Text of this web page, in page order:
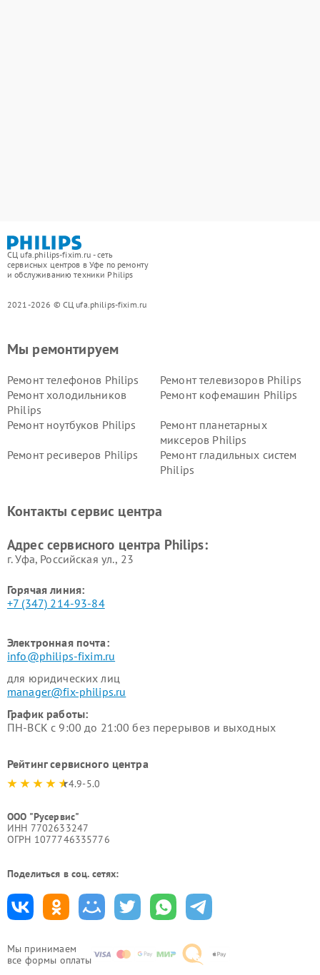
СЦ ufa.philips-fixim.ru - сеть
сервисных центров в Уфе по ремонту
и обслуживанию техники Philips
2021-2026 © СЦ ufa.philips-fixim.ru
Мы принимаем
все формы оплаты
Мы ремонтируем
Ремонт телефонов Philips
Ремонт телевизоров Philips
Ремонт холодильников
Philips
Ремонт кофемашин Philips
Ремонт ноутбуков Philips
Ремонт планетарных
миксеров Philips
Ремонт ресиверов Philips
Ремонт гладильных систем
Philips
Ремонт стиральных машин
Ремонт увлажнителей
Контакты сервис центра
Адрес сервисного центра Philips:
г. Уфа, Российская ул., 23
Горячая линия:
+7 (347) 214-93-84
Электронная почта:
info@philips-fixim.ru
для юридических лиц
manager@fix-philips.ru
График работы:
ПН-ВСК с 9:00 до 21:00 без перерывов и выходных
Рейтинг сервисного центра
4.9-5.0
ООО "Русервис"
ИНН 7702633247
ОГРН 1077746335776
Поделиться в соц. сетях: